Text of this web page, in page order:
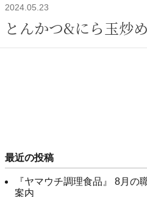
2024.05.23
とんかつ&にら玉炒め
最近の投稿
『ヤマウチ調理食品』 8月の
案内